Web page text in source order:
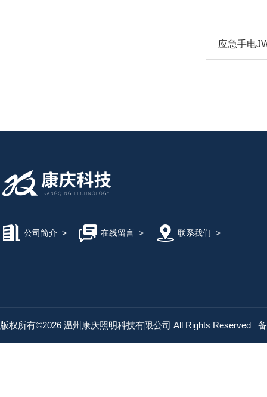
公司简介 > 在线留言> 联系我们 >
版权所有©2026 温州康庆照明科技有限公司 All Rights Reserved